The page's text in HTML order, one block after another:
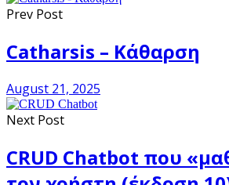
Prev Post
Catharsis – Κάθαρση
August 21, 2025
Next Post
CRUD Chatbot που